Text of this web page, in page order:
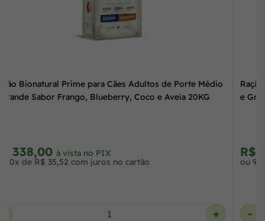
Ração Bionatural Prime para Cães Adultos de Porte Médio
e Grande Sabor Frango, Blueberry, Coco e Aveia 20KG
R$ 338,00à vista no PIX
ou 10x de R$ 35,52 com juros no cartão
+